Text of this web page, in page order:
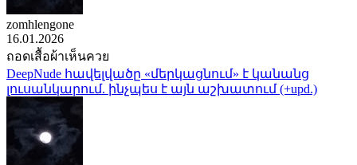
zomhlengone
16.01.2026
ถอดเสื้อผ้าเห็นควย
DeepNude հավելվածը «մերկացնում» է կանանց
լուսանկարում. ինչպես է այն աշխատում (+upd.)